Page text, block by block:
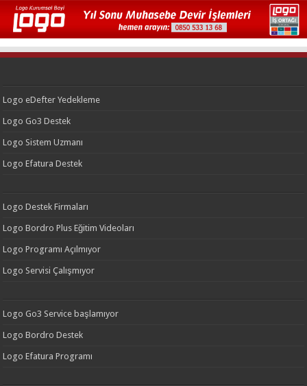
Logo eDefter Yedekleme
Logo Go3 Destek
Logo Sistem Uzmanı
Logo Efatura Destek
Logo Destek Firmaları
Logo Bordro Plus Eğitim Videoları
Logo Programı Açılmıyor
Logo Servisi Çalışmıyor
Logo Go3 Service başlamıyor
Logo Bordro Destek
Logo Efatura Programı